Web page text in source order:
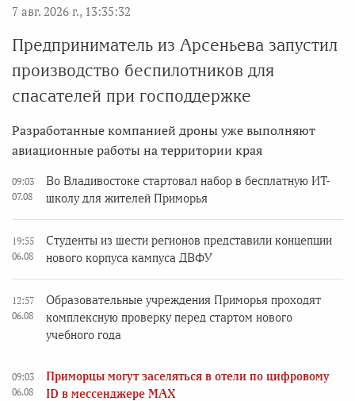
7 авг. 2026 г., 13:35:32
Предприниматель из Арсеньева запустил
производство беспилотников для
спасателей при господдержке
Разработанные компанией дроны уже выполняют
авиационные работы на территории края
09:03
07.08
Во Владивостоке стартовал набор в бесплатную ИТ-
школу для жителей Приморья
19:55
06.08
Студенты из шести регионов представили концепции
нового корпуса кампуса ДВФУ
12:57
06.08
Образовательные учреждения Приморья проходят
комплексную проверку перед стартом нового
учебного года
09:03
06.08
Приморцы могут заселяться в отели по цифровому
ID в мессенджере MAX